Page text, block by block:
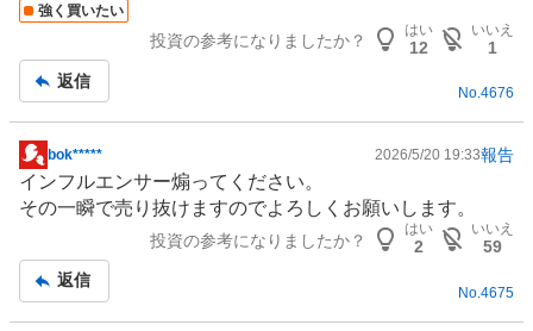
強く買いたい
投資の参考になりましたか？
はい
12
いいえ
1
返信
No.4676
掲
示
板
bok***** 2026/5/20 19:33報告
インフルエンサー煽ってください。
その一瞬で売り抜けますのでよろしくお願いします。
投資の参考になりましたか？
はい
2
いいえ
59
返信
No. 4675